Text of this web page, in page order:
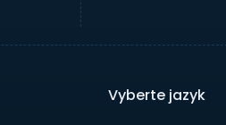
Vyberte jazyk